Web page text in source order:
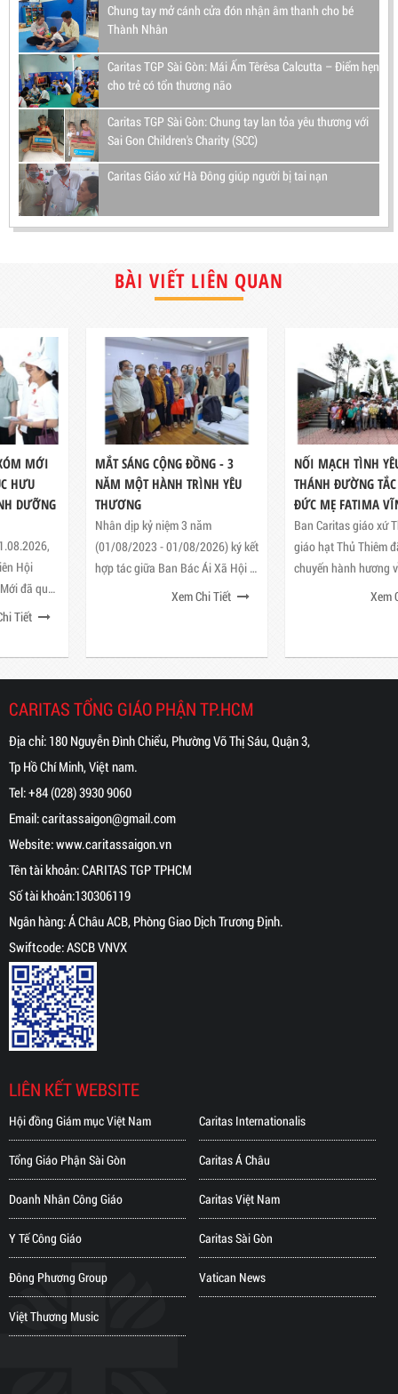
Chung tay mở cánh cửa đón nhận âm thanh cho bé
Thành Nhân
Caritas TGP Sài Gòn: Mái Ấm Têrêsa Calcutta – Điểm hẹn
cho trẻ có tổn thương não
Caritas TGP Sài Gòn: Chung tay lan tỏa yêu thương với
Sai Gon Children's Charity (SCC)
Caritas Giáo xứ Hà Đông giúp người bị tai nạn
BÀI VIẾT LIÊN QUAN
MẮT SÁNG CỘNG ĐỒNG - 3
NĂM MỘT HÀNH TRÌNH YÊU
THƯƠNG
Nhân dịp kỷ niệm 3 năm
(01/08/2023 - 01/08/2026) ký kết
hợp tác giữa Ban Bác Ái Xã Hội -
Caritas Tổng Giáo Phận Sài Gòn
và Bệnh viện Mắt Quốc tế Việt –
Sáng Cộng Đồng"
NỐI MẠCH TÌNH YÊU ĐẾN
THÁNH ĐƯỜNG TẮC SẬY VÀ
ĐỨC MẸ FATIMA VĨNH LONG
Ban Caritas giáo xứ Thánh Cẩm –
giáo hạt Thủ Thiêm đã tổ chức
chuyến hành hương về bên Trung
tâm Hành hương Cha Phanxicô
CARITAS TỔNG GIÁO PHẬN TP.HCM
Địa chỉ: 180 Nguyễn Đình Chiểu, Phường Võ Thị Sáu, Quận 3,
Tp Hồ Chí Minh, Việt nam.
Tel:+84 (028) 3930 9060
Email:caritassaigon@gmail.com
Website:www.caritassaigon.vn
Tên tài khoản: CARITAS TGP TPHCM
Số tài khoản:130306119
Ngân hàng: Á Châu ACB, Phòng Giao Dịch Trương Định.
Swiftcode: ASCB VNVX
LIÊN KẾT WEBSITE
Hội đồng Giám mục Việt Nam
Tổng Giáo Phận Sài Gòn
Doanh Nhân Công Giáo
Y Tế Công Giáo
Đông Phương Group
Việt Thương Music
Caritas Internationalis
Caritas Á Châu
Caritas Việt Nam
Caritas Sài Gòn
Vatican News